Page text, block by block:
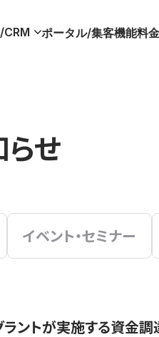
CRM ポータル/集客機能料金
せ
イベント・セミナー
ントが実施する資金調